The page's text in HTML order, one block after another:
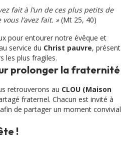
fait à l’un de ces plus petits de
l’avez fait. »(Mt 25, 40)
pour entourer notre évêque et
service du Christ pauvre, présent
plus fragiles.
prolonger la fraternité
retrouverons au CLOU (Maison
fraternel. Chacun est invité à
de partager un moment convivial
!